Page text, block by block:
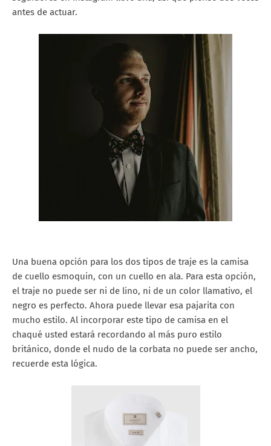
antes de actuar.
Una buena opción para los dos tipos de traje es la camisa
de cuello esmoquin, con un cuello en ala. Para esta opción,
el traje no puede ser ni de lino, ni de un color llamativo, el
negro es perfecto. Ahora puede llevar esa pajarita con
mucho estilo. Al incorporar este tipo de camisa en el
chaqué usted estará recordando al más puro estilo
británico, donde el nudo de la corbata no puede ser ancho,
recuerde esta lógica.